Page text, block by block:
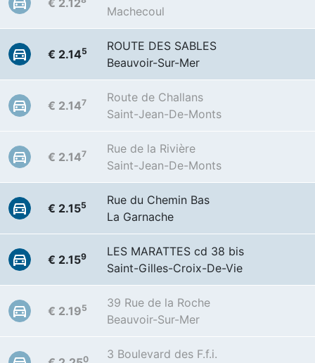
€ 2.12
Machecoul
€ 2.145
ROUTE DES SABLES
Beauvoir-Sur-Mer
€ 2.147
Route de Challans
Saint-Jean-De-Monts
€ 2.147
Rue de la Rivière
Saint-Jean-De-Monts
€ 2.155
Rue du Chemin Bas
La Garnache
€ 2.159
LES MARATTES cd 38 bis
Saint-Gilles-Croix-De-Vie
€ 2.195
39 Rue de la Roche
Beauvoir-Sur-Mer
0
3 Boulevard des F.f.i.